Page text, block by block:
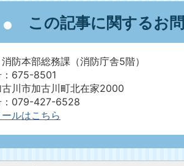
この記事に関するお
防本部総務課（消防庁舎5階）
：675-8501
川市加古川町北在家2000
：079-427-6528
ルはこちら